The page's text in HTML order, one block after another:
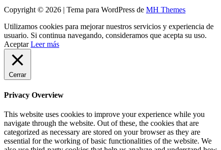
Copyright © 2026 | Tema para WordPress de MH Themes
Utilizamos cookies para mejorar nuestros servicios y experiencia de
usuario. Si continua navegando, consideramos que acepta su uso.
Aceptar Leer más
Cerrar
Privacy Overview
This website uses cookies to improve your experience while you
navigate through the website. Out of these, the cookies that are
categorized as necessary are stored on your browser as they are
essential for the working of basic functionalities of the website. We